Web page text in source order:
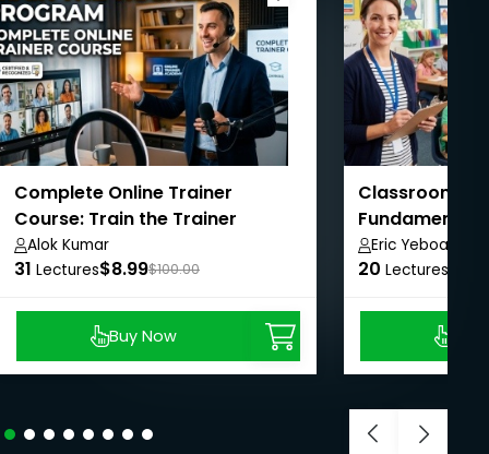
Complete Online Trainer
Course: Train the Trainer
Program
Alok Kumar
31 Lectures$8.99$100.00
Buy Now
Classroom
Fundamental
Eric Yeboah
20 Lectures